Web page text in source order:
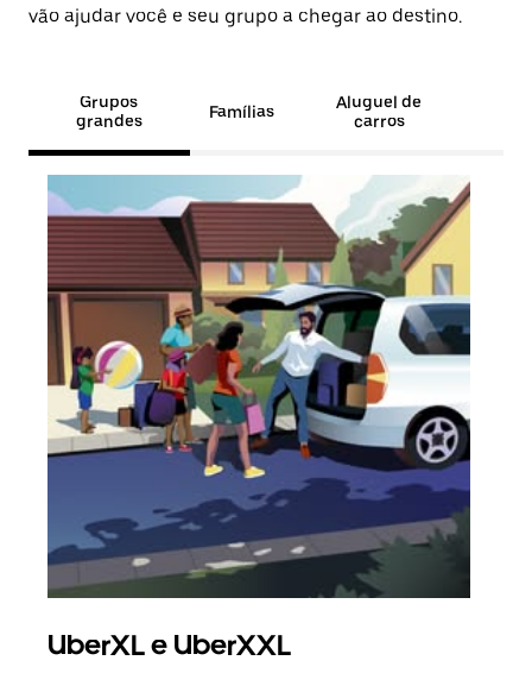
vão ajudar você e seu grupo a chegar ao destino.
Grupos
grandes
Famílias
Aluguel de
carros
UberXL e UberXXL